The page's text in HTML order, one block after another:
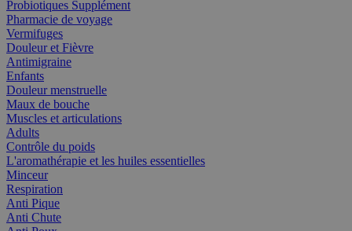
Probiotiques Supplément
Pharmacie de voyage
Vermifuges
Douleur et Fièvre
Antimigraine
Enfants
Douleur menstruelle
Maux de bouche
Muscles et articulations
Adults
Contrôle du poids
L'aromathérapie et les huiles essentielles
Minceur
Respiration
Anti Pique
Anti Chute